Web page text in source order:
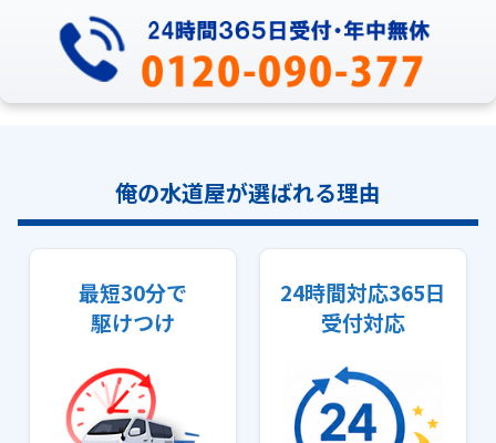
俺の水道屋が選ばれる理由
最短30分で
駆けつけ
24時間対応365日
受付対応